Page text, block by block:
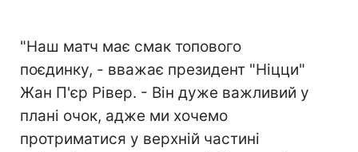
"Наш матч має смак топового
поєдинку, - вважає президент "Ніцци"
Жан П'єр Рівер. - Він дуже важливий у
плані очок, адже ми хочемо
протриматися у верхній частині